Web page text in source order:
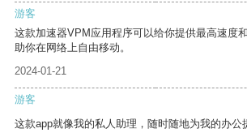
游客
这款加速器VPM应用程序可以给你提供最高速度
助你在网络上自由移动。
2024-01-21
游客
这款app就像我的私人助理，随时随地为我的办公